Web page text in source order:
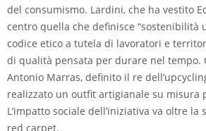
del consumismo. Lardini, che ha vestito
centro quella che definisce “sostenibilità
codice etico a tutela di lavoratori e
di qualità pensata per durare nel tempo.
Antonio Marras, definito il re
realizzato un outfit artigianale su misura
L’impatto sociale dell’iniziativa va oltre
red carpet.